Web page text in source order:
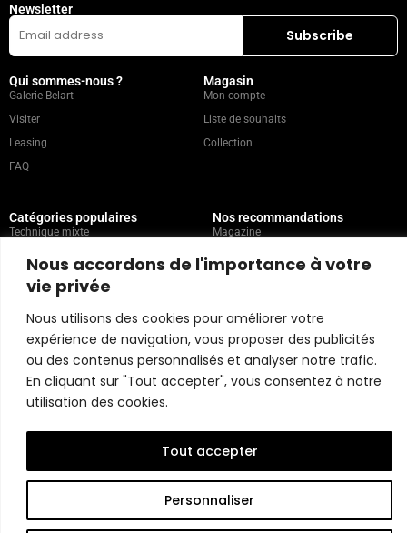
Nous accordons de l'importance à votre
vie privée
Nous utilisons des cookies pour améliorer votre
expérience de navigation, vous proposer des publicités
ou des contenus personnalisés et analyser notre trafic.
En cliquant sur "Tout accepter", vous consentez à notre
utilisation des cookies.
Personnaliser
Tout accepter
Newsletter
Qui sommes-nous ?
Galerie Belart
Visiter
Leasing
FAQ
Magasin
Mon compte
Liste de souhaits
Collection
Catégories populaires
Technique mixte
Abstrait
Nos recommandations
Magazine
Artistes
Politique du magasin
Copyright © 2026 Belart Gallery | Powered by Carre agency